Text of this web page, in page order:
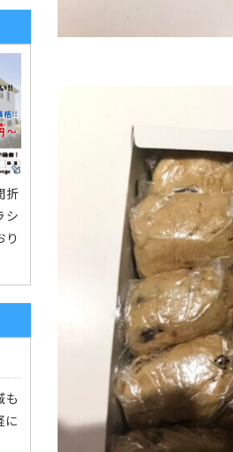
折
シ
も
に